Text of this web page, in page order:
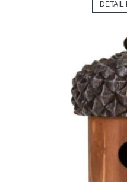
DETAIL